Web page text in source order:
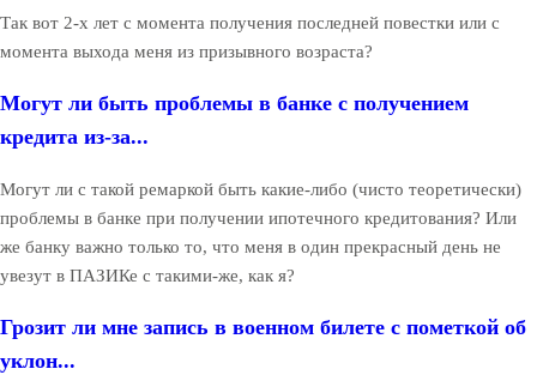
Так вот 2-х лет с момента получения последней повестки или с
момента выхода меня из призывного возраста?
Могут ли быть проблемы в банке с получением
кредита из-за...
Могут ли с такой ремаркой быть какие-либо (чисто теоретически)
проблемы в банке при получении ипотечного кредитования? Или
же банку важно только то, что меня в один прекрасный день не
увезут в ПАЗИКе с такими-же, как я?
Грозит ли мне запись в военном билете с пометкой об
уклон...